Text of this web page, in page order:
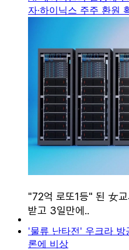
자·하이닉스 주주 환원
'물류 난타전' 우크라
론에 비상